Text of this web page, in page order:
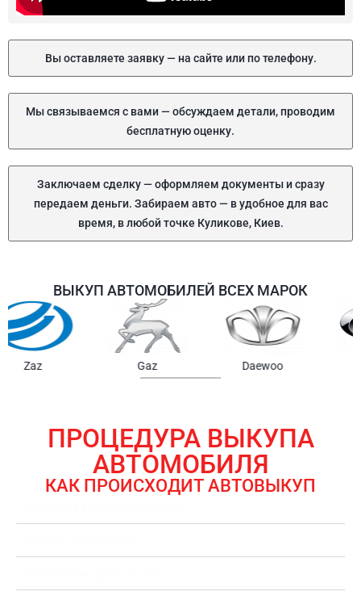
Вы оставляете заявку — на сайте или по телефону.
Мы связываемся с вами — обсуждаем детали, проводим
бесплатную оценку.
Заключаем сделку — оформляем документы и сразу
передаем деньги. Забираем авто — в удобное для вас
время, в любой точке Куликове, Киев.
ВЫКУП АВТОМОБИЛЕЙ ВСЕХ МАРОК
Samsung
ПРОЦЕДУРА ВЫКУПА
АВТОМОБИЛЯ
КАК ПРОИСХОДИТ АВТОВЫКУП